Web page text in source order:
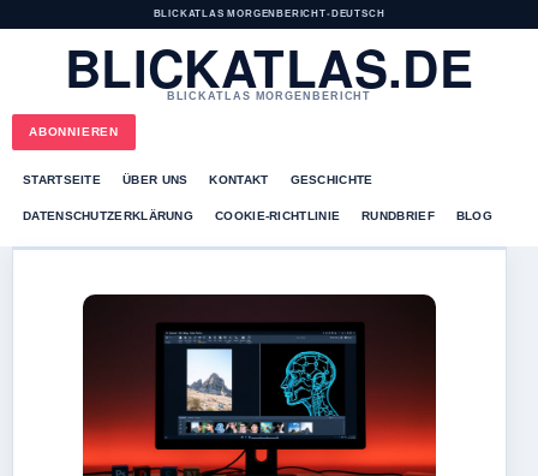
BLICKATLAS MORGENBERICHT• DEUTSCH
BLICKATLAS.DE
BLICKATLAS MORGENBERICHT
ABONNIEREN
STARTSEITE ÜBER UNS KONTAKT GESCHICHTE
DATENSCHUTZERKLÄRUNG COOKIE-RICHTLINIE RUNDBRIEF BLOG